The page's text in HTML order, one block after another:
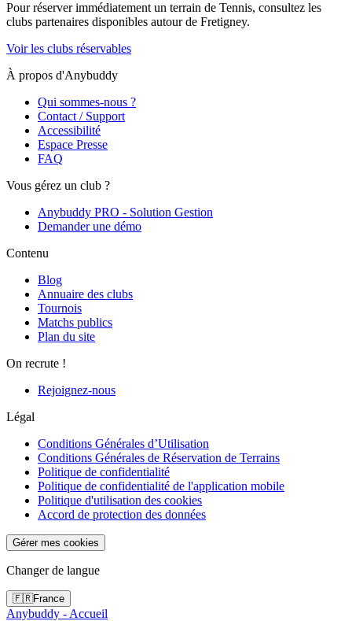
Pour réserver immédiatement un terrain de Tennis, consultez les
clubs partenaires disponibles autour de Fretigney.
Voir les clubs réservables
À propos d'Anybuddy
Qui sommes-nous ?
Contact / Support
Accessibilité
Espace Presse
FAQ
Vous gérez un club ?
Anybuddy PRO - Solution Gestion
Demander une démo
Contenu
Blog
Annuaire des clubs
Tournois
Matchs publics
Plan du site
On recrute !
Rejoignez-nous
Légal
Conditions Générales d’Utilisation
Conditions Générales de Réservation de Terrains
Politique de confidentialité
Politique de confidentialité de l'application mobile
Politique d'utilisation des cookies
Accord de protection des données
Gérer mes cookies
Changer de langue
🇫🇷France
Anybuddy - Accueil